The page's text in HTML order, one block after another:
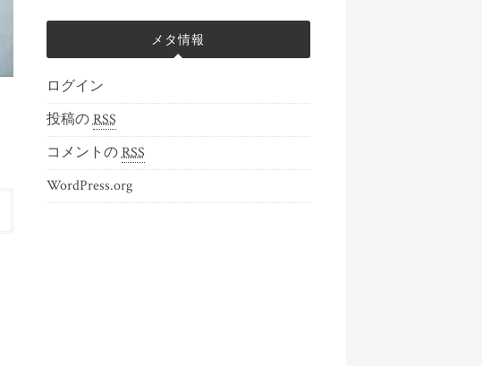
メタ情報
ログイン
投稿のRSS
コメントのRSS
WordPress.org